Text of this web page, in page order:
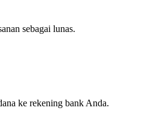
sebagai lunas.
ke rekening bank Anda.